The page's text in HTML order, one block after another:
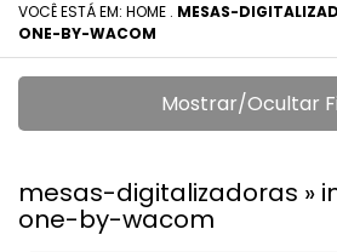
VOCÊ ESTÁ EM: HOME . MESAS-
ONE-BY-WACOM
Mostrar/Ocultar
mesas-digitalizadoras »
one-by-wacom